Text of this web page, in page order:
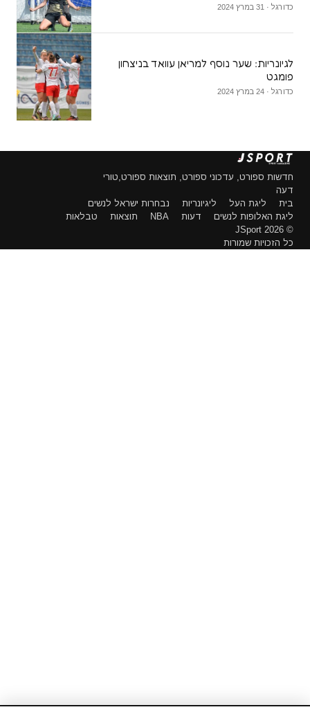
כדורגל · 31 במרץ 2024
לגיונריות: שער נוסף למריאן עוואד בניצחון
פומגט
כדורגל · 24 במרץ 2024
חדשות ספורט, עדכוני ספורט, תוצאות ספורט,טורי
דעה
בית
ליגת העל ליגיונריות
נבחרות ישראל לנשים
ליגת האלופות לנשים
דעות NBA תוצאות
טבלאות
© 2026 JSport
כל הזכויות שמורות